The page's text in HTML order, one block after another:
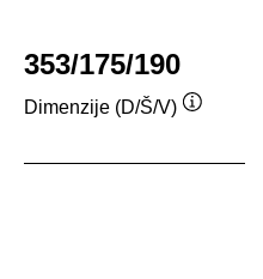
353/175/190
Dimenzije (D/Š/V)